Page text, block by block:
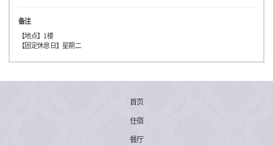
备注
【地点】1楼
【固定休息日】星期二
首页
住宿
餐厅